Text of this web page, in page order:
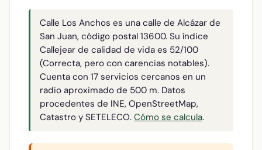
Calle Los Anchos es una calle de Alcázar de
San Juan, código postal 13600. Su índice
Callejear de calidad de vida es 52/100
(Correcta, pero con carencias notables).
Cuenta con 17 servicios cercanos en un
radio aproximado de 500 m. Datos
procedentes de INE, OpenStreetMap,
Catastro y SETELECO. Cómo se calcula.